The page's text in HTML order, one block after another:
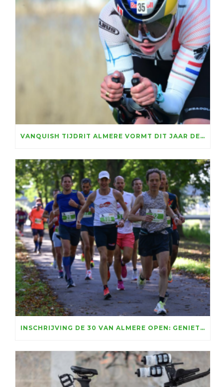
VANQUISH TIJDRIT ALMERE VORMT DIT JAAR DECOR WFN NK TIJDRIJDEN
INSCHRIJVING DE 30 VAN ALMERE OPEN: GENIETEN VOOR RUIM VIJFTIENHONDERD LOPERS